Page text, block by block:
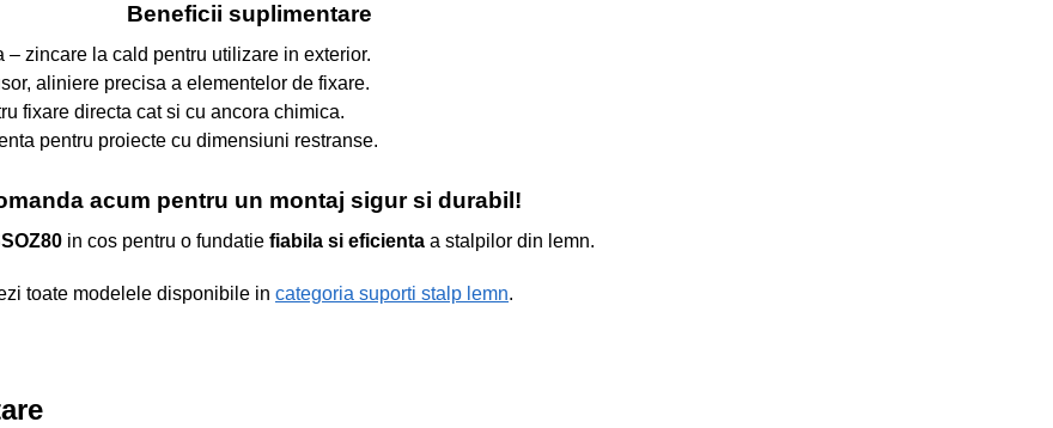
Beneficii suplimentare
zincare la cald pentru utilizare in exterior.
aliniere precisa a elementelor de fixare.
fixare directa cat si cu ancora chimica.
pentru proiecte cu dimensiuni restranse.
acum pentru un montaj sigur si durabil!
in cos pentru o fundatie fiabila si eficienta a stalpilor din lemn.
toate modelele disponibile in categoria suporti stalp lemn.